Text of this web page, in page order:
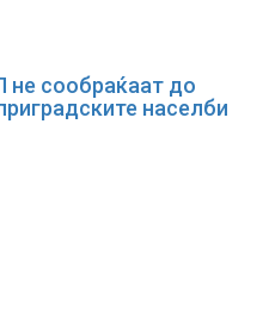
не сообраќаат до
населби